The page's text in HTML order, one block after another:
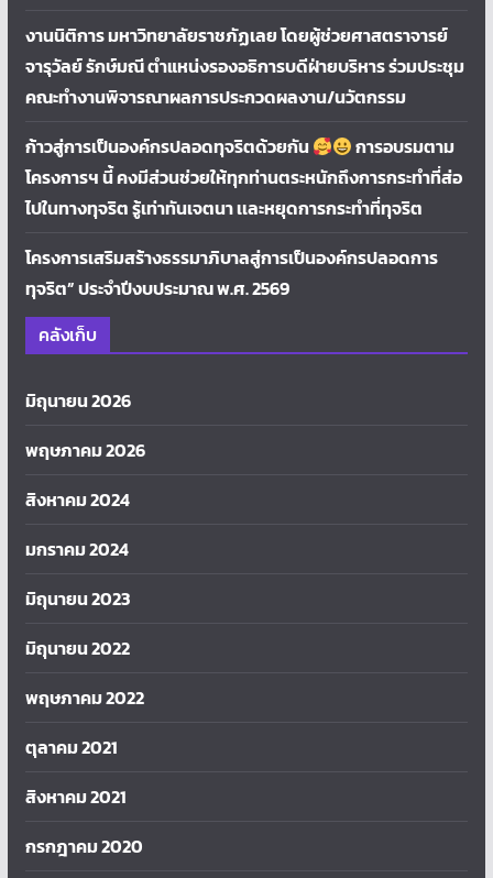
งานนิติการ มหาวิทยาลัยราชภัฏเลย โดยผู้ช่วยศาสตราจารย์
จารุวัลย์ รักษ์มณี ตำแหน่งรองอธิการบดีฝ่ายบริหาร ร่วมประชุม
คณะทำงานพิจารณาผลการประกวดผลงาน/นวัตกรรม
ก้าวสู่การเป็นองค์กรปลอดทุจริตด้วยกัน
การอบรมตาม
โครงการฯ นี้ คงมีส่วนช่วยให้ทุกท่านตระหนักถึงการกระทำที่ส่อ
ไปในทางทุจริต รู้เท่าทันเจตนา เเละหยุดการกระทำที่ทุจริต
โครงการเสริมสร้างธรรมาภิบาลสู่การเป็นองค์กรปลอดการ
ทุจริต” ประจำปีงบประมาณ พ.ศ. 2569
คลังเก็บ
มิถุนายน 2026
พฤษภาคม 2026
สิงหาคม 2024
มกราคม 2024
มิถุนายน 2023
มิถุนายน 2022
พฤษภาคม 2022
ตุลาคม 2021
สิงหาคม 2021
กรกฎาคม 2020